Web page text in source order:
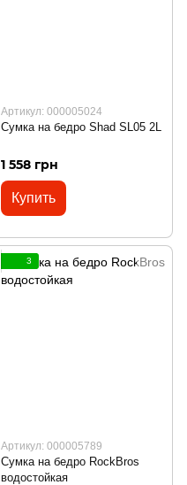
Артикул: 000005024
Сумка на бедро Shad SL05 2L
1 558 грн
Купить
3
Артикул: 000005789
Сумка на бедро RockBros
водостойкая